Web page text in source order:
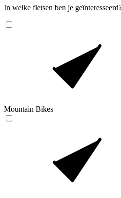
In welke fietsen ben je
Mountain Bikes